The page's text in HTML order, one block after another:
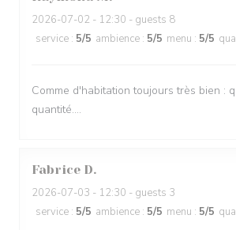
2026-07-02 - 12:30 - guests 8
service : 5/5 ambience : 5/5 menu : 5/5
Comme d'habitation toujours très bien :
quantité....
Fabrice D
2026-07-03 - 12:30 - guests 3
service : 5/5 ambience : 5/5 menu : 5/5